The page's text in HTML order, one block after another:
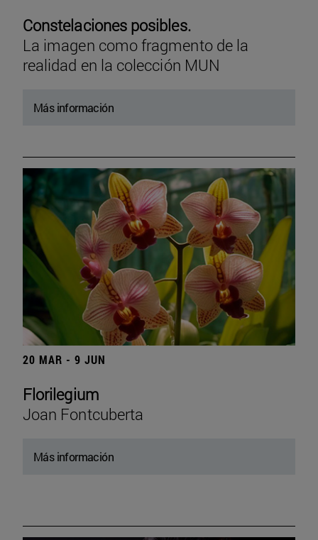
Constelaciones posibles.
La imagen como fragmento de la
realidad en la colección MUN
Más información
20 MAR - 9 JUN
Florilegium
Joan Fontcuberta
Más información